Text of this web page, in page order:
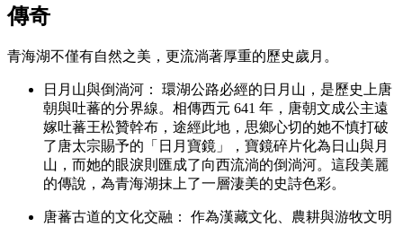
傳奇
青海湖不僅有自然之美，更流淌著厚重的歷史歲月。
日月山與倒淌河： 環湖公路必經的日月山，是歷史上唐
朝與吐蕃的分界線。相傳西元 641 年，唐朝文成公主遠
嫁吐蕃王松贊幹布，途經此地，思鄉心切的她不慎打破
了唐太宗賜予的「日月寶鏡」，寶鏡碎片化為日山與月
山，而她的眼淚則匯成了向西流淌的倒淌河。這段美麗
的傳說，為青海湖抹上了一層淒美的史詩色彩。
唐蕃古道的文化交融： 作為漢藏文化、農耕與游牧文明